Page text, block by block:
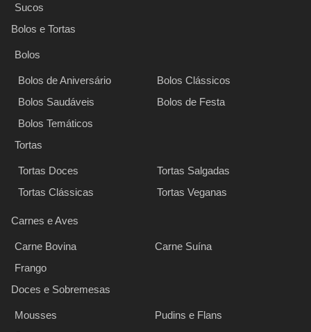
Sucos
Bolos e Tortas
Bolos
Bolos de Aniversário
Bolos Clássicos
Bolos Saudáveis
Bolos de Festa
Bolos Temáticos
Tortas
Tortas Doces
Tortas Salgadas
Tortas Clássicas
Tortas Veganas
Carnes e Aves
Carne Bovina
Carne Suína
Frango
Doces e Sobremesas
Mousses
Pudins e Flans